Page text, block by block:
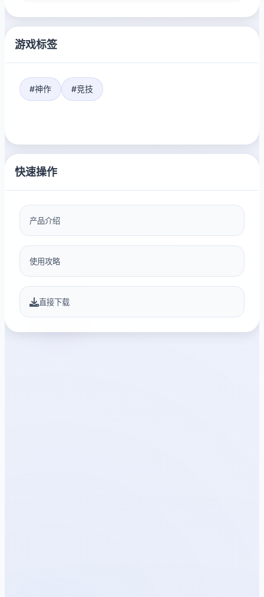
游戏标签
#神作 #竞技
快速操作
产品介绍
使用攻略
直接下载